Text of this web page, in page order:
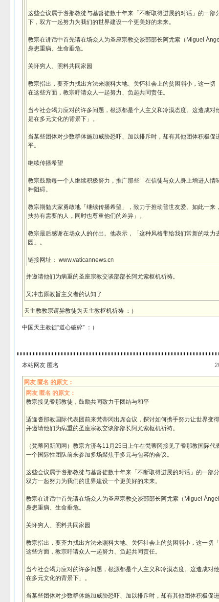
这些会议属于耆那教徒与基督徒数十年来「不断取得进展的对话」的一部
下，双方一起努力为我们的世界建设一个更美好的未来。
教宗在讲话中首先请在场众人为圣座宗教交谈部部长阿尤索（Miguel
身患重病、生命垂危。
关怀穷人、照料共同家园
教宗指出，要齐力找出方法来照料大地、关怀社会上的贫困弱小，这一切
在这些方面，教宗吁请众人一起努力、负起共同责任。
当今社会竭力应对的许多问题，根源都是个人主义和冷漠态度。这造成对
是在多元文化的背景下」。
当某些团体对少数群体施加威胁恐吓、加以排斥时，却有其他团体积极促
平。
继续传播希望
教宗鼓励每一个人继续积极努力，推广那些「在信徒与众人身上增进人情
种阻碍。
教宗期勉大家勇敢地「继续传播希望」，致力于推动普世友爱。如此一来
扶持有需要的人，同时也尊重他们的差异」。
教宗最后感谢在场众人的付出。他表示，「这种风格带给我们常新的动力
园」。
链接网址： www.vaticannews.cn
并邀请他们为病重的圣座宗教交谈部部长阿尤索枢机祈祷。
又冲击原教旨主义者的认知了
天主教教宗请异教徒为天主教枢机祈祷 ：）
中国天主教徒“道心破碎” ：）
本站网友 匿名
网友 匿名 的原文：
网友 匿名 的原文：
教宗接见耆那教徒，鼓励共同致力于团结与和平
适逢耆那教国际代表团前来梵蒂冈出席会议，探讨如何携手努力让世界变
并邀请他们为病重的圣座宗教交谈部部长阿尤索枢机祈祷。
（梵蒂冈新闻网）教宗方济各11月25日上午在梵蒂冈接见了耆那教国际
一个国际性团队前来参加多场聚焦于多元与包容的会议。
这些会议属于耆那教徒与基督徒数十年来「不断取得进展的对话」的一部
双方一起努力为我们的世界建设一个更美好的未来。
教宗在讲话中首先请在场众人为圣座宗教交谈部部长阿尤索（Miguel
身患重病、生命垂危。
关怀穷人、照料共同家园
教宗指出，要齐力找出方法来照料大地、关怀社会上的贫困弱小，这一切
这些方面，教宗吁请众人一起努力、负起共同责任。
当今社会竭力应对的许多问题，根源都是个人主义和冷漠态度。这造成对
在多元文化的背景下」。
当某些团体对少数群体施加威胁恐吓、加以排斥时，却有其他团体积极促